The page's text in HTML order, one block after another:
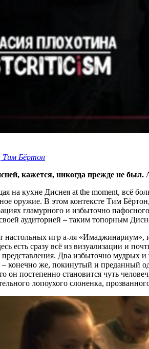
Тим Бёртон
кажется, никогда прежде не был.
на кухне Диснея at the moment, всё
оружие. В этом контексте Тим
гламурного и избыточно
аудиторией – таким топорным
настольных игр а-ля
есть сразу всё из визуализации и
Два избыточно мудрых
конечно же, покинутый и преданный
он постепенно становится чуть
лопоухого слоненка,